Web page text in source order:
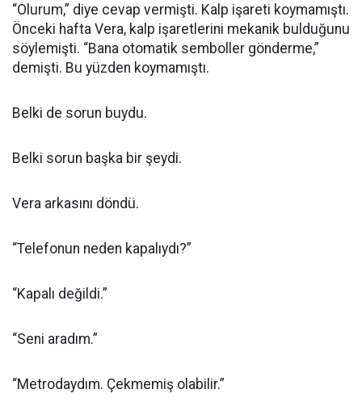
“Olurum,” diye cevap vermişti. Kalp işareti koymamıştı.
Önceki hafta Vera, kalp işaretlerini mekanik bulduğunu
söylemişti. “Bana otomatik semboller gönderme,”
demişti. Bu yüzden koymamıştı.
Belki de sorun buydu.
Belki sorun başka bir şeydi.
Vera arkasını döndü.
“Telefonun neden kapalıydı?”
“Kapalı değildi.”
“Seni aradım.”
“Metrodaydım. Çekmemiş olabilir.”